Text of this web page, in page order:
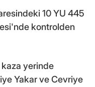
10 YU 445
kontrolden
yerinde
Yakar ve Cevriye